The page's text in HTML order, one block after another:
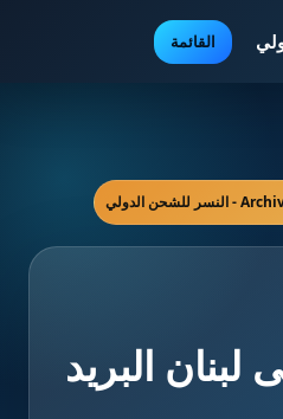
القائمة
البريد